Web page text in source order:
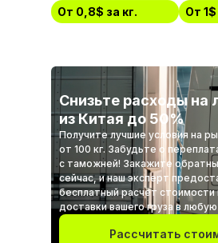
От 0,8$ за кг.
От 1$
Снизьте расходы на
из Китая до 50%
Получите лучшие условия на
от 100 кг. Забудьте о
с таможней! Закажите
сейчас, и наш эксперт
бесплатный расчет стоимости
доставки вашего груза в
Рассчитать